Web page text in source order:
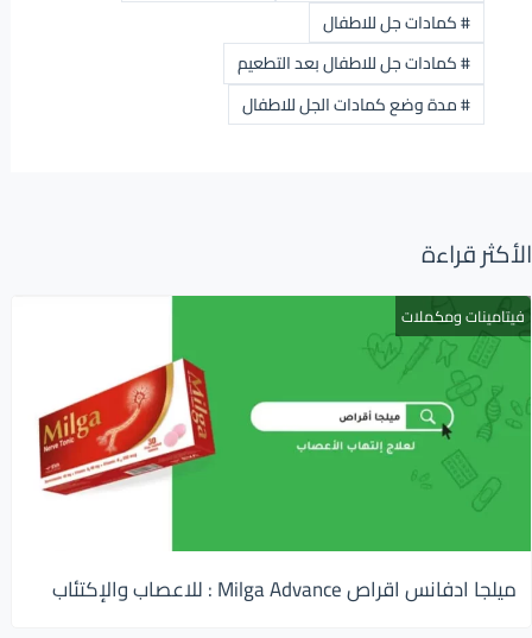
#كمادات جل للاطفال
#كمادات جل للاطفال بعد التطعيم
#مدة وضع كمادات الجل للاطفال
الأكثر قراءة
فيتامينات ومكملات
ميلجا ادفانس اقراص Milga Advance : للاعصاب والإكتئاب